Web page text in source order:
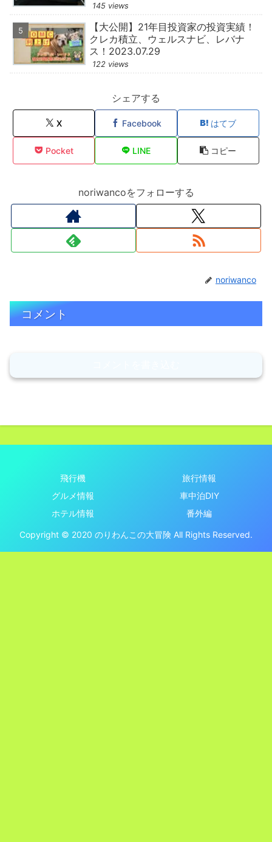
145 views
【大公開】21年目投資家の投資実績！
クレカ積立、ウェルスナビ、レバナ
ス！2023.07.29
122 views
シェアする
X Facebook はてブ
Pocket LINE コピー
noriwancoをフォローする
noriwanco
コメント
飛行機
旅行情報
グルメ情報
車中泊DIY
ホテル情報
番外編
Copyright © 2020 のりわんこの大冒険 All Rights Reserved.